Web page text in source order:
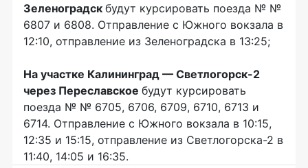
Зеленоградск будут курсировать поезда № №
6807 и 6808. Отправление с Южного вокзала в
12:10, отправление из Зеленоградска в 13:25;
На участке Калининград — Светлогорск-2
через Переславское будут курсировать
поезда № № 6705, 6706, 6709, 6710, 6713 и
6714. Отправление с Южного вокзала в 10:15,
12:35 и 15:15, отправление из Светлогорска-2 в
11:40, 14:05 и 16:35.